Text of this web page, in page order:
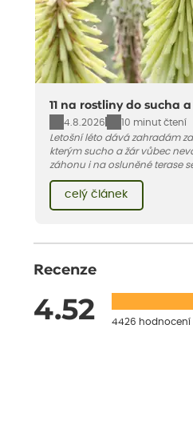
11 na rostliny do sucha
4.8.2026
10 minut čtení
Letošní léto dává zahradám
kterým sucho a žár vůbec
záhonu i na osluněné terase
pro vás 11 tipů na odolné
léto bez pravidelné zálivky.
celý článek
Recenze
4.52 4426 hodnocení